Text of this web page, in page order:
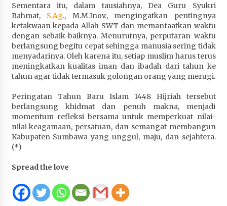
Sementara itu, dalam tausiahnya, Dea Guru Syukri
Rahmat, S.Ag., M.M.Inov., mengingatkan pentingnya
ketakwaan kepada Allah SWT dan memanfaatkan waktu
dengan sebaik-baiknya. Menurutnya, perputaran waktu
berlangsung begitu cepat sehingga manusia sering tidak
menyadarinya. Oleh karena itu, setiap muslim harus terus
meningkatkan kualitas iman dan ibadah dari tahun ke
tahun agar tidak termasuk golongan orang yang merugi.
Peringatan Tahun Baru Islam 1448 Hijriah tersebut
berlangsung khidmat dan penuh makna, menjadi
momentum refleksi bersama untuk memperkuat nilai-
nilai keagamaan, persatuan, dan semangat membangun
Kabupaten Sumbawa yang unggul, maju, dan sejahtera.
(*)
Spread the love